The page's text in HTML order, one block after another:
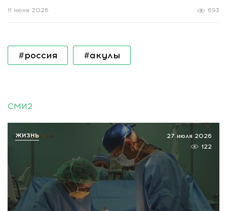
693
11 июня 2026
#россия #акулы
СМИ2
27 июля 2026
122
ЖИЗНЬ